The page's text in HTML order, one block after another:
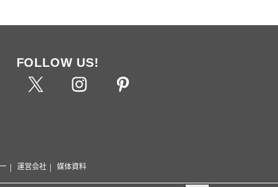
FOLLOW US!
運営会社 媒体資料